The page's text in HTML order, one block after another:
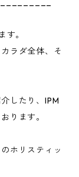
す。
ラダ全体、そ
したり、IPM
ります。
ホリスティッ